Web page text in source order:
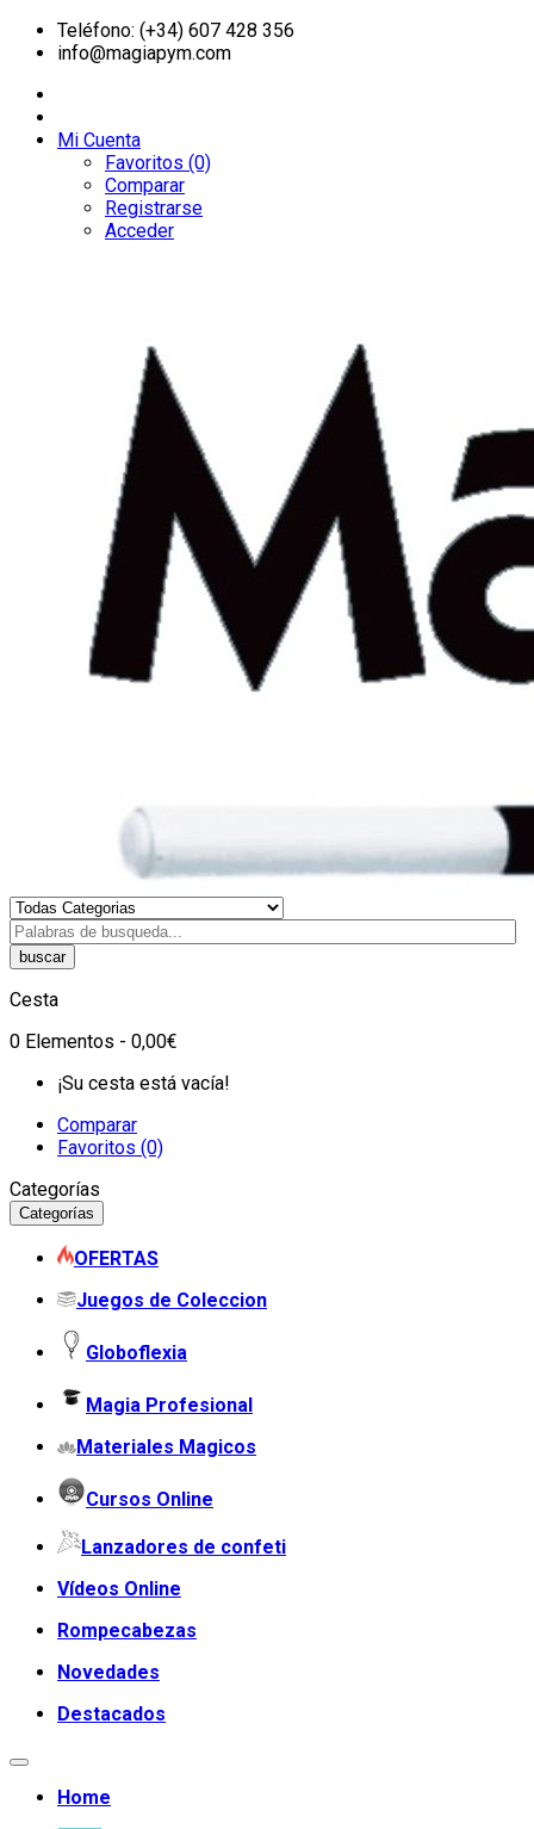
Teléfono: (+34) 607 428 356
info@magiapym.com
Mi Cuenta
Favoritos (0)
Comparar
Registrarse
Acceder
buscar
Cesta
0 Elementos - 0,00€
¡Su cesta está vacía!
Comparar
Favoritos (0)
Categorías
Categorías
OFERTAS
Juegos de Coleccion
Globoflexia
Magia Profesional
Materiales Magicos
Cursos Online
Lanzadores de confeti
Vídeos Online
Rompecabezas
Novedades
Destacados
Home